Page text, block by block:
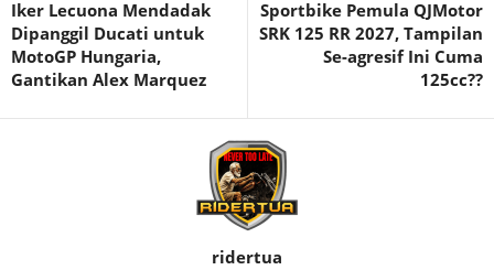
Iker Lecuona Mendadak
Dipanggil Ducati untuk
MotoGP Hungaria,
Gantikan Alex Marquez
Sportbike Pemula QJMotor
SRK 125 RR 2027, Tampilan
Se-agresif Ini Cuma
125cc??
ridertua